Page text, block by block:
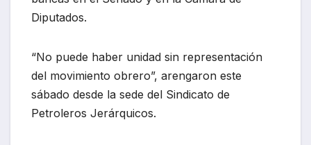
Diputados.
“No puede haber unidad sin representación
del movimiento obrero”, arengaron este
sábado desde la sede del Sindicato de
Petroleros Jerárquicos.